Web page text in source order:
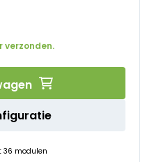
verzonden.
36 modulen